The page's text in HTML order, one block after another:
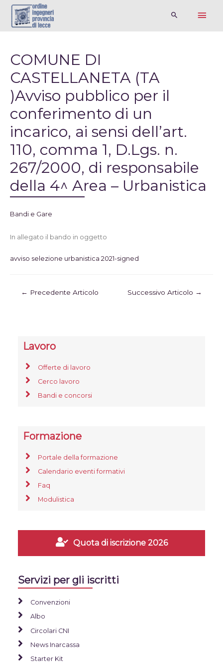
COMUNE DI
CASTELLANETA (TA
)Avviso pubblico per il
conferimento di un
incarico, ai sensi dell’art.
110, comma 1, D.Lgs. n.
267/2000, di responsabile
della 4^ Area – Urbanistica
Bandi e Gare
In allegato il bando in oggetto
avviso selezione urbanistica 2021-signed
← Precedente Articolo Successivo Articolo →
Lavoro
Offerte di lavoro
Cerco lavoro
Bandi e concorsi
Formazione
Portale della formazione
Calendario eventi formativi
Faq
Modulistica
Quota di iscrizione 2026
Servizi per gli iscritti
Convenzioni
Albo
Circolari CNI
News Inarcassa
Starter Kit